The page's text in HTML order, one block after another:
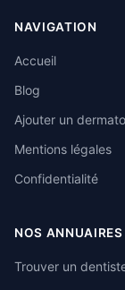
NAVIGATION
Accueil
Blog
Ajouter un
Mentions légales
Confidentialité
NOS ANNUAIRES
Trouver un